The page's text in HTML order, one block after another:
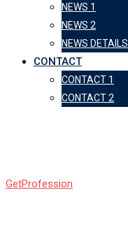
NEWS 1
NEWS 2
NEWS DETAILS
CONTACT
CONTACT 1
CONTACT 2
GetProfession